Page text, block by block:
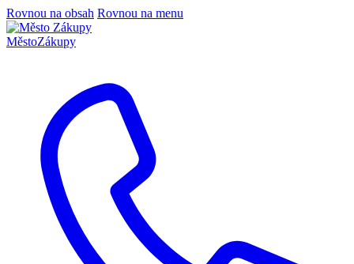
Rovnou na obsah Rovnou na menu
MěstoZákupy